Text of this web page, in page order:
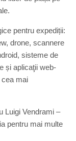
pentru expediții:
drone, scannere
sisteme de
și aplicaţii web-
cea mai
Luigi Vendrami –
pentru mai multe